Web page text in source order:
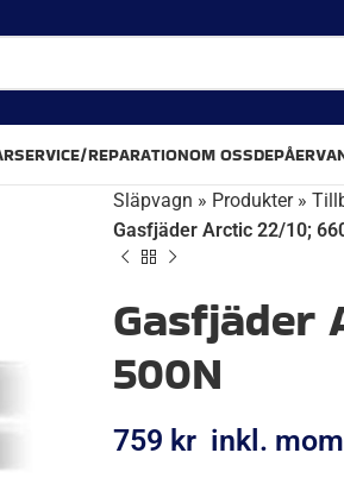
SERVICE/REPARATIONOM OSSDEPÅER
Släpvagn » Produkter»
Gasfjäder Arctic 22/10;
Gasfjäder
500N
759 kr inkl.